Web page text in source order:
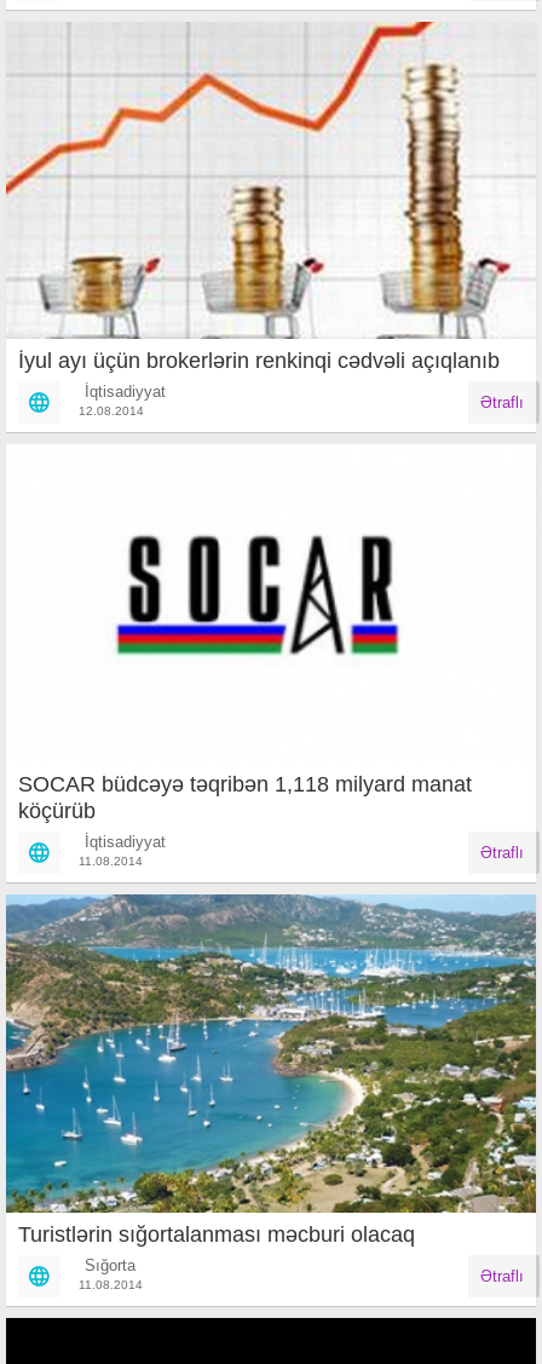
İyul ayı üçün brokerlərin renkinqi cədvəli açıqlanıb
İqtisadiyyat
12.08.2014 Ətraflı
SOCAR büdcəyə təqribən 1,118 milyard manat
köçürüb
İqtisadiyyat
11.08.2014 Ətraflı
Turistlərin sığortalanması məcburi olacaq
Sığorta
11.08.2014 Ətraflı